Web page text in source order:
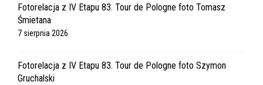
Fotorelacja z IV Etapu 83. Tour de Pologne foto Tomasz
Śmietana
7 sierpnia 2026
Fotorelacja z IV Etapu 83. Tour de Pologne foto Szymon
Gruchalski